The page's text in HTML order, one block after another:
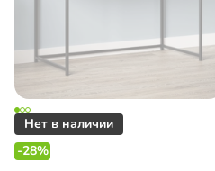
-28%